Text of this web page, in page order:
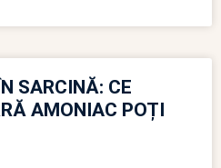
SARCINĂ: CE
AMONIAC POȚI